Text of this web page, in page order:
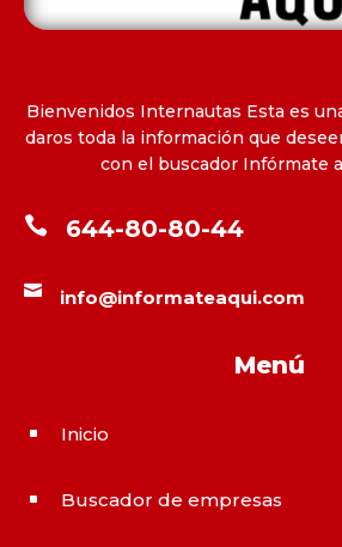
Bienvenidos Internautas Esta es
daros toda la información que
con el buscador Infórmate
 644-80-80-44
 info@informateaqui.com
Menú
^ Inicio
^ Buscador de empresas